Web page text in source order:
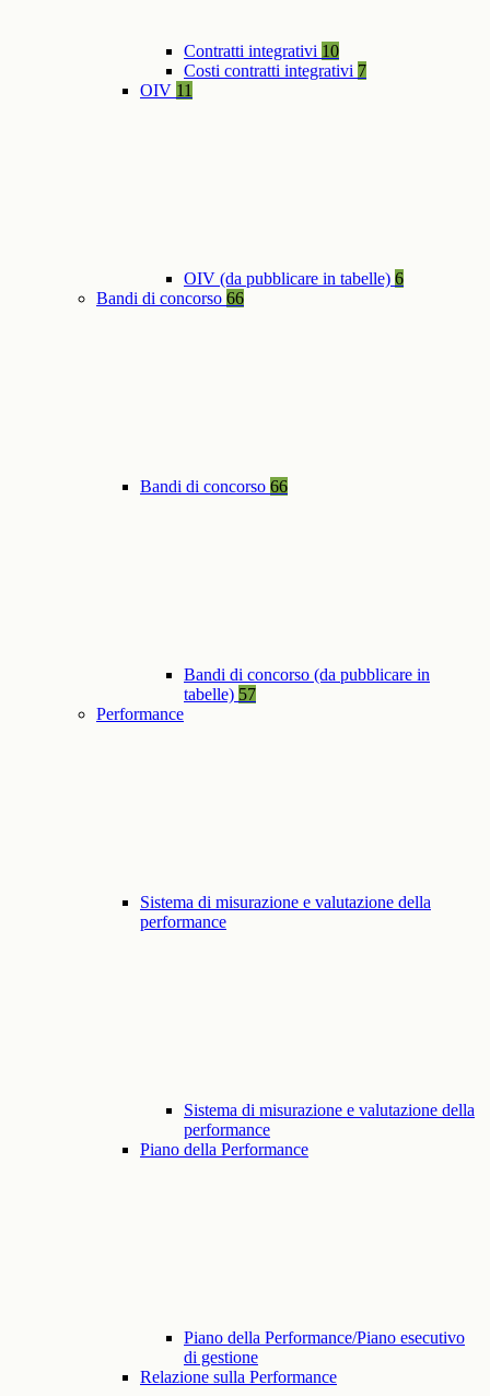
Contratti integrativi 10
Costi contratti integrativi 7
OIV 11
OIV (da pubblicare in tabelle) 6
Bandi di concorso 66
Bandi di concorso 66
Bandi di concorso (da pubblicare in
tabelle) 57
Performance
Sistema di misurazione e valutazione della
performance
Sistema di misurazione e valutazione della
performance
Piano della Performance
Piano della Performance/Piano esecutivo
di gestione
Relazione sulla Performance